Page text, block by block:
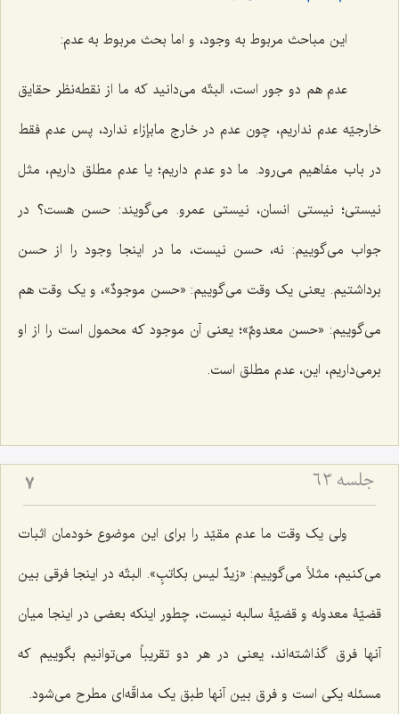
این مباحث مربوط به وجود، و اما بحث مربوط به عدم:
عدم هم دو جور است، البتّه می‌دانید که ما از نقطه‌نظر حقایق
خارجیّه عدم نداریم، چون عدم در خارج مابإزاء ندارد، پس عدم فقط
در باب مفاهیم می‌رود. ما دو عدم داریم؛ یا عدم مطلق داریم، مثل
نیستی؛ نیستی انسان، نیستی عمرو. می‌گویند: حسن هست؟ در
جواب می‌گوییم: نه، حسن نیست، ما در اینجا وجود را از حسن
برداشتیم. یعنی یک وقت می‌گوییم: «حسن موجودٌ»، و یک وقت هم
می‌گوییم: «حسن معدومٌ»؛ یعنی آن موجود که محمول است را از او
برمی‌داریم، این، عدم مطلق است.
جلسه ۶۳ 7
ولی یک وقت ما عدم مقیّد را برای این موضوع خودمان اثبات
می‌کنیم، مثلاً می‌گوییم: «زیدٌ لیس بکاتبٍ». البتّه در اینجا فرقی بین
قضیّۀ معدوله و قضیّۀ سالبه نیست، چطور اینکه بعضی در اینجا میان
آنها فرق گذاشته‌اند، یعنی در هر دو تقریباً می‌توانیم بگوییم که
مسئله یکی است و فرق بین آنها طبق یک مداقّه‌ای مطرح می‌شود.